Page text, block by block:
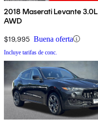
2018 Maserati Levante 3.0L
AWD
$19,995 Buena oferta
Incluye tarifas de conc.